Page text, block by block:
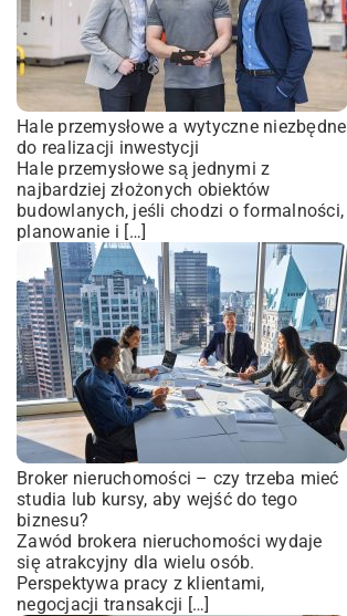
Hale przemysłowe a wytyczne niezbędne
do realizacji inwestycji
Hale przemysłowe są jednymi z
najbardziej złożonych obiektów
budowlanych, jeśli chodzi o formalności,
planowanie i […]
Broker nieruchomości – czy trzeba mieć
studia lub kursy, aby wejść do tego
biznesu?
Zawód brokera nieruchomości wydaje
się atrakcyjny dla wielu osób.
Perspektywa pracy z klientami,
negocjacji transakcji […]